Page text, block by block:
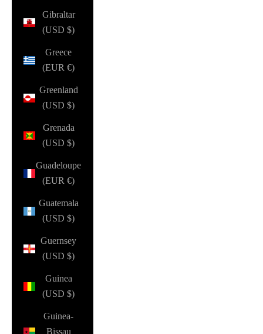
Gibraltar
(USD $)
Greece
(EUR €)
Greenland
(USD $)
Grenada
(USD $)
Guadeloupe
(EUR €)
Guatemala
(USD $)
Guernsey
(USD $)
Guinea
(USD $)
Guinea-
Bissau